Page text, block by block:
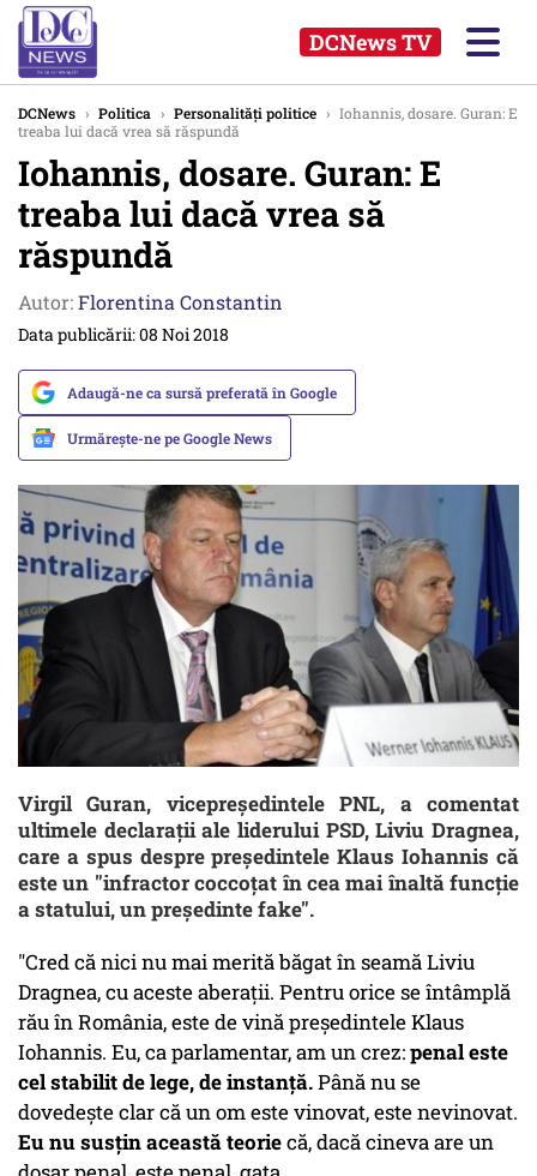
DCNews TV
DCNews › Politica › Personalități politice › Iohannis, dosare. Guran: E
treaba lui dacă vrea să răspundă
Iohannis, dosare. Guran: E
treaba lui dacă vrea să
răspundă
Autor:Florentina Constantin
Data publicării: 08 Noi 2018
Adaugă-ne ca sursă preferată în Google
Urmărește-ne pe Google News
Virgil Guran, vicepreședintele PNL, a comentat
ultimele declarații ale liderului PSD, Liviu Dragnea,
care a spus despre preşedintele Klaus Iohannis că
este un "infractor coccoțat în cea mai înaltă funcţie
a statului, un preşedinte fake".
"Cred că nici nu mai merită băgat în seamă Liviu
Dragnea, cu aceste aberaţii. Pentru orice se întâmplă
rău în România, este de vină preşedintele Klaus
Iohannis. Eu, ca parlamentar, am un crez:penal este
cel stabilit de lege, de instanţă.Până nu se
dovedeşte clar că un om este vinovat, este nevinovat.
Eu nu susţin această teoriecă, dacă cineva are un